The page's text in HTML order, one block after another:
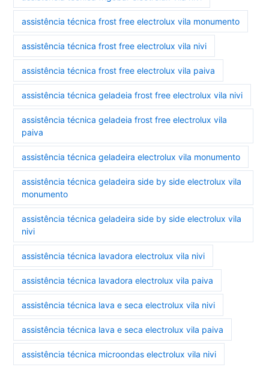
assistência técnica frost free electrolux vila monumento
assistência técnica frost free electrolux vila nivi
assistência técnica frost free electrolux vila paiva
assistência técnica geladeia frost free electrolux vila nivi
assistência técnica geladeia frost free electrolux vila
paiva
assistência técnica geladeira electrolux vila monumento
assistência técnica geladeira side by side electrolux vila
monumento
assistência técnica geladeira side by side electrolux vila
nivi
assistência técnica lavadora electrolux vila nivi
assistência técnica lavadora electrolux vila paiva
assistência técnica lava e seca electrolux vila nivi
assistência técnica lava e seca electrolux vila paiva
assistência técnica microondas electrolux vila nivi